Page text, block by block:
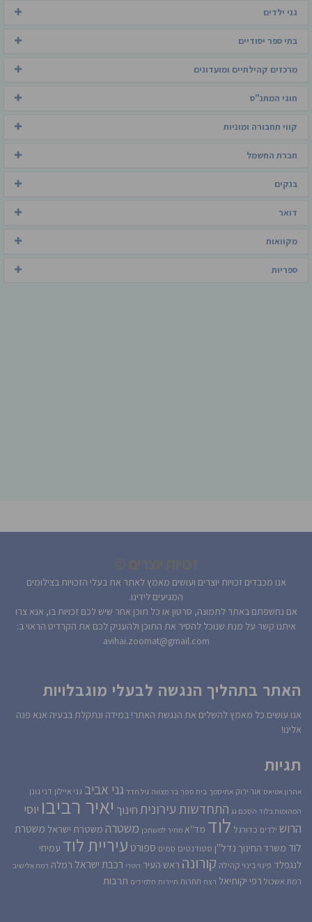
גני ילדים
בתי ספר יסודיים
מרכזים קהילתיים ומועדונים
חוגי המתנ"ס
קווי תחבורה ומוניות
חברת החשמל
בנקים
דואר
מקוואות
ספריות
אנו מכבדים זכויות יוצרים ועושים מאמץ לאתר את בעלי הזכויות בצילומים
המגיעים לידינו.
אם נחשפתם באתר לתמונה, סרטון או כל תוכן אחר שיש לכם זכויות בו, אנא צרו
איתנו קשר על מנת שנוכל להסיר את התוכן ולהעניק לכם את הקרדיט הראוי ב:
avihai.zoomat@gmail.com
האתר בתהליך הנגשה לבעלי מוגבלויות
אנו עושים כל מאמץ להשלים את הנגשת האתר! במידה ונתקלת בבעיה אנא פנה
אלינו!
תגיות
אהרון אטיאס אור ירוק אחיסמך בית ספר בר מצווה גיל חדד גני אביב גני איילון דני גונן
המהומות בלוד הסכם גג התחדשות עירוניתחינוך יאיר רביבו יוסי
הרוש ילדים כדורגל לוד מד''א מחיר למשתכן משטרה משטרת ישראל משטרת
לוד משרד החינוך נדל''ן סטודנטים סמים ספורט עיריית לוד עמיחי
לנגפלד פינוי בינוי קהילה קורונה ראש העיר רוטרי רכבת ישראל רמלה רמת אלישיב
רמת אשכול רפי יקותיאל רצח תחרות תיירות תלמידים תרבות